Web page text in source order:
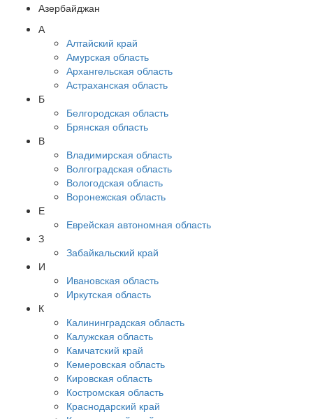
Азербайджан
А
Алтайский край
Амурская область
Архангельская область
Астраханская область
Б
Белгородская область
Брянская область
В
Владимирская область
Волгоградская область
Вологодская область
Воронежская область
Е
Еврейская автономная область
З
Забайкальский край
И
Ивановская область
Иркутская область
К
Калининградская область
Калужская область
Камчатский край
Кемеровская область
Кировская область
Костромская область
Краснодарский край